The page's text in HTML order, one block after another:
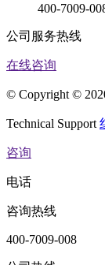
400-7009-
公司服务热线
在线咨询
© Copyright ©
Technical Support
咨询
电话
咨询热线
400-7009-008